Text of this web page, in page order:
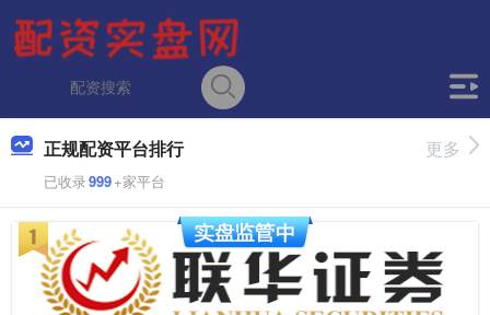
正规配资平台排行
已收录999+家平台
更多